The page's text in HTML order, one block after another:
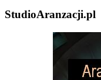
StudioAranzacji.pl